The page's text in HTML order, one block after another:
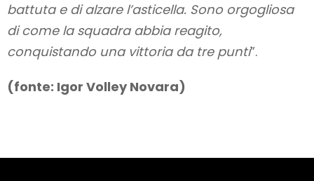
battuta e di alzare l’asticella. Sono orgogliosa
di come la squadra abbia reagito,
conquistando una vittoria da tre punti”.
(fonte: Igor Volley Novara)